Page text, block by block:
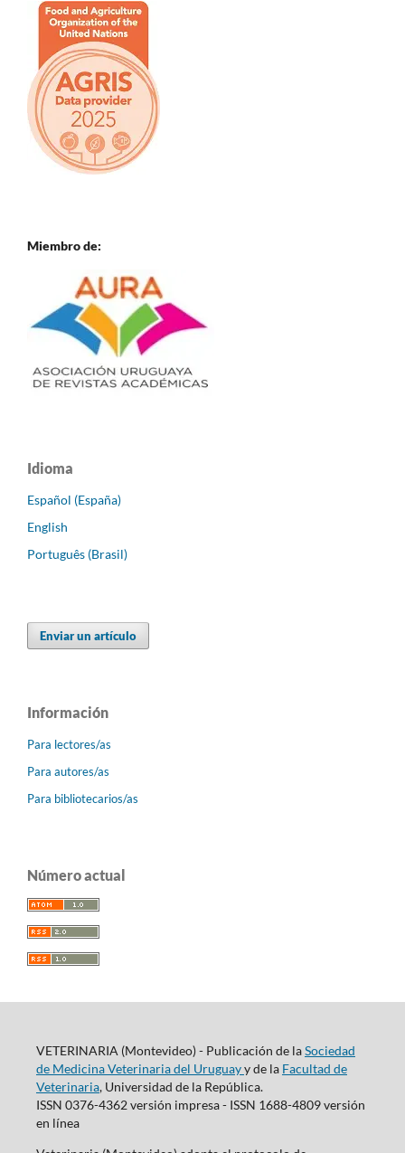
Miembro de:
Idioma
Español (España)
English
Português (Brasil)
Enviar un artículo
Información
Para lectores/as
Para autores/as
Para bibliotecarios/as
Número actual
VETERINARIA (Montevideo) - Publicación de laSociedad
de Medicina Veterinaria del Uruguayy de la Facultad de
Veterinaria, Universidad de la República.
ISSN 0376-4362 versión impresa - ISSN 1688-4809 versión
en línea